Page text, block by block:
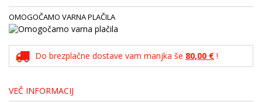
OMOGOČAMO VARNA PLAČILA
Do brezplačne dostave vam manjka še 80,00 € !
VEČ INFORMACIJ